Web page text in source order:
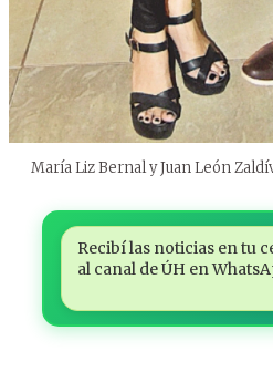
María Liz Bernal y Juan León
Recibí las noticias en tu
al canal de ÚH en